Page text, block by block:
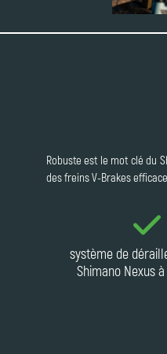
Robuste est le mot clé du
des freins V-Brakes
système de
Shimano Nexus